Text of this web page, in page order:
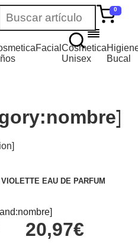
0
FacialCosmetica
Unisex
Bucal
EAU DE PARFUM
20,97€